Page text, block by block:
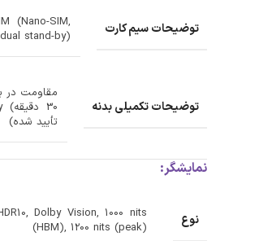
توضیحات سیم کارت
(Nano-SIM,
dual stand-by)
توضیحات تکمیلی بدنه
تأیید شده)
نمایشگر:
نوع
Dolby Vision, 1000 nits
(HBM), 1200 nits (peak)